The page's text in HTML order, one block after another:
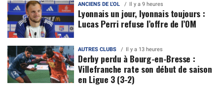
ANCIENS DE L'OL Il y a 9 heures
Lyonnais un jour, lyonnais toujours :
Lucas Perri refuse l’offre de l’OM
AUTRES CLUBS Il y a 13 heures
Derby perdu à Bourg-en-Bresse :
Villefranche rate son début de saison
en Ligue 3 (3-2)